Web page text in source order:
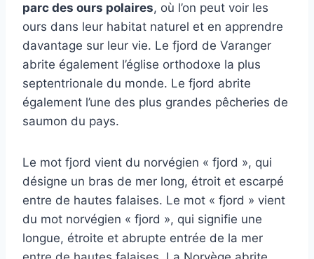
parc des ours polaires, où l’on peut voir les
ours dans leur habitat naturel et en apprendre
davantage sur leur vie. Le fjord de Varanger
abrite également l’église orthodoxe la plus
septentrionale du monde. Le fjord abrite
également l’une des plus grandes pêcheries de
saumon du pays.
Le mot fjord vient du norvégien « fjord », qui
désigne un bras de mer long, étroit et escarpé
entre de hautes falaises. Le mot « fjord » vient
du mot norvégien « fjord », qui signifie une
longue, étroite et abrupte entrée de la mer